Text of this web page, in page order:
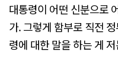
대통령이 어떤 신분으로
가. 그렇게 함부로 직전
령에 대한 말을 하는 게